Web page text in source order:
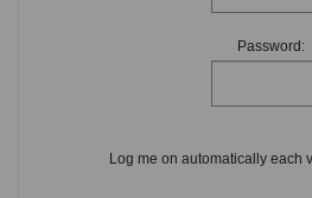
Password:
Log me on automatically each